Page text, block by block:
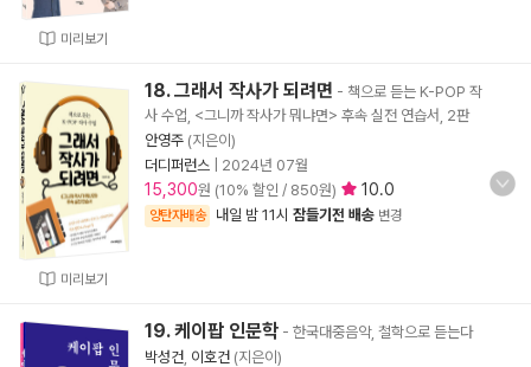
미리보기
미리보기
18. 그래서 작사가 되려면 - 책으로 듣는 K-POP 작
사 수업, <그니까 작사가 뭐냐면> 후속 실전 연습서, 2판
안영주 (지은이)
더디퍼런스
2024년 07월
15,300원 (10% 할인 / 850원) 10.0
양탄자배송 내일 밤 11시 잠들기전 배송 변경
19. 케이팝 인문학 - 한국대중음악, 철학으로 듣는다
박성건 이호건 (지은이)